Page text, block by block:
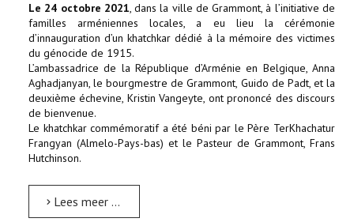
Le 24 octobre 2021, dans la ville de Grammont, à l’initiative de
familles arméniennes locales, a eu lieu la cérémonie
d’innauguration d’un khatchkar dédié à la mémoire des victimes
du génocide de 1915.
L’ambassadrice de la République d’Arménie en Belgique, Anna
Aghadjanyan, le bourgmestre de Grammont, Guido de Padt, et la
deuxième échevine, Kristin Vangeyte, ont prononcé des discours
de bienvenue.
Le khatchkar commémoratif a été béni par le Père TerKhachatur
Frangyan (Almelo-Pays-bas) et le Pasteur de Grammont, Frans
Hutchinson.
Lees meer …